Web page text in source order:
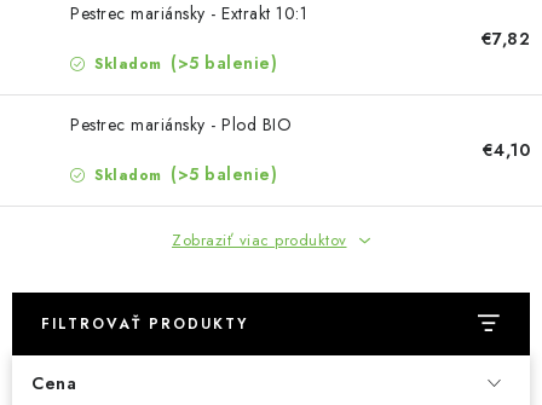
Prečo Botanic?
Kontakty
Pestrec mariánsky - Extrakt 10:1
Skladom (>5 balenie)
€7,82
Pestrec mariánsky - Plod BIO
Skladom (>5 balenie)
€4,10
Zobraziť viac produktov
FILTROVAŤ PRODUKTY
Cena